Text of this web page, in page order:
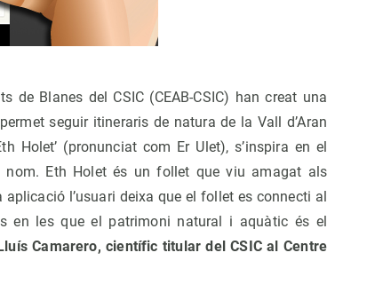
de Blanes del CSIC (CEAB-CSIC) han creat una
seguir itineraris de natura de la Vall d’Aran
Holet’ (pronunciat com Er Ulet), s’inspira en el
nom. Eth Holet és un follet que viu amagat als
aplicació l’usuari deixa que el follet es connecti al
en les que el patrimoni natural i aquàtic és el
Camarero, científic titular del CSIC al Centre